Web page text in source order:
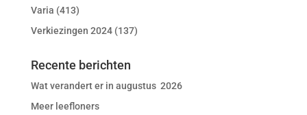
Varia (413)
Verkiezingen 2024(137)
Recente berichten
Wat verandert er in augustus 2026
Meer leefloners